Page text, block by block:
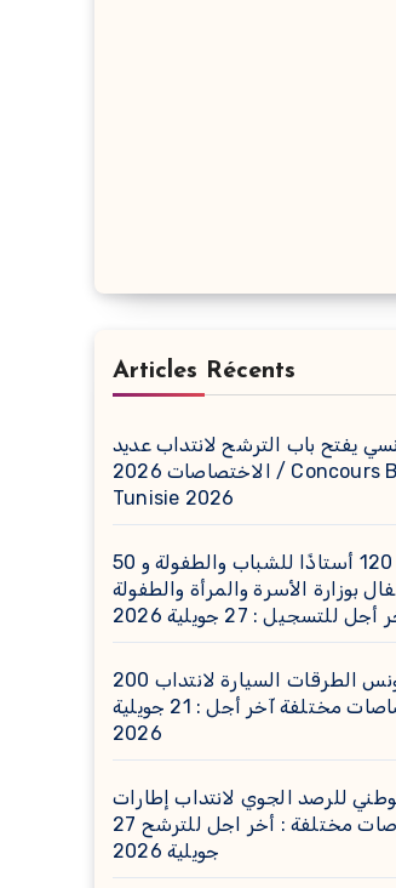
Articles Récents
يفتح باب الترشح لانتداب عديد
الاختصاصات 2026 / Concours BT Banque de
Tunisie 2026
مناظرة انتداب 120 أستاذًا للشباب والطفولة و 50
بوزارة الأسرة والمرأة والطفولة
: 27 جويلية 2026
مناظرة شركة تونس الطرقات السيارة لانتداب 200
عامل في اختصاصات مختلفة آخر أجل : 21 جويلية
2026
للرصد الجوي لانتداب إطارات
وأعوان في اختصاصات مختلفة : أخر اجل للترشح 27
جويلية 2026